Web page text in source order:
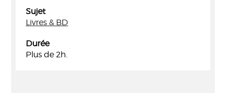
Sujet
Livres & BD
Durée
Plus de 2h.